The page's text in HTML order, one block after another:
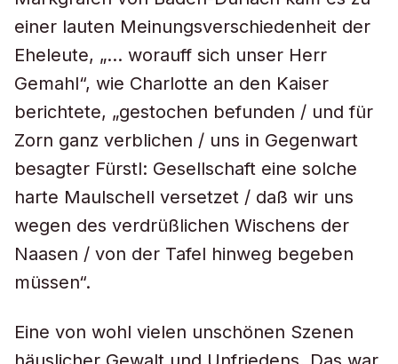
einer lauten Meinungsverschiedenheit der
Eheleute, „… worauff sich unser Herr
Gemahl“, wie Charlotte an den Kaiser
berichtete, „gestochen befunden / und für
Zorn ganz verblichen / uns in Gegenwart
besagter Fürstl: Gesellschaft eine solche
harte Maulschell versetzet / daß wir uns
wegen des verdrüßlichen Wischens der
Naasen / von der Tafel hinweg begeben
müssen“.
Eine von wohl vielen unschönen Szenen